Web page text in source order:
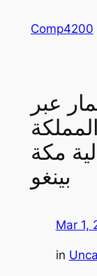
Comp4200
عبر
مكة
بينغو
Mar 1,
in